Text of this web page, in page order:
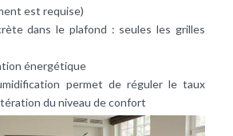
est requise)
dans le plafond : seules les grilles
énergétique
permet de réguler le taux
du niveau de confort